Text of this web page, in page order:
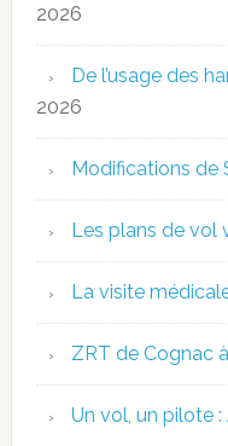
2026
De l’usage des
2026
Modifications de
Les plans de vol
La visite
ZRT de Cognac
Un vol, un pilote